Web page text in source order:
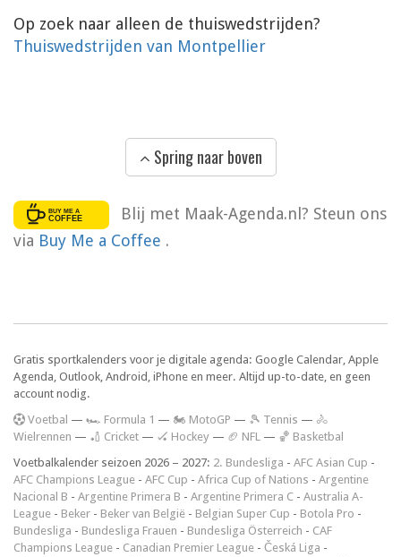
Op zoek naar alleen de thuiswedstrijden?
Thuiswedstrijden van Montpellier
Spring naar boven
Blij met Maak-Agenda.nl? Steun ons
via Buy Me a Coffee .
Gratis sportkalenders voor je digitale agenda: Google Calendar, Apple
Agenda, Outlook, Android, iPhone en meer. Altijd up-to-date, en geen
account nodig.
Voetbal — 🏎️ Formula 1 — 🏍 MotoGP — 🎾 Tennis — 🚴
Wielrennen — 🏏 Cricket — 🏑 Hockey — 🏈 NFL — 🏀 Basketbal
Voetbalkalender seizoen 2026 – 2027: 2. Bundesliga - AFC Asian Cup -
AFC Champions League - AFC Cup - Africa Cup of Nations - Argentine
Nacional B - Argentine Primera B - Argentine Primera C - Australia A-
League - Beker - Beker van België - Belgian Super Cup - Botola Pro -
Bundesliga - Bundesliga Frauen - Bundesliga Österreich - CAF
Champions League - Canadian Premier League - Česká Liga -